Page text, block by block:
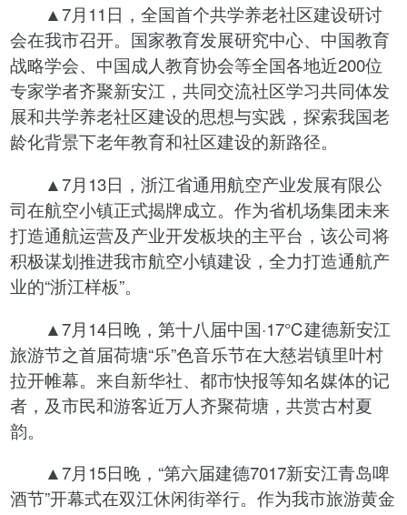
▲7月11日，全国首个共学养老社区建设研讨
会在我市召开。国家教育发展研究中心、中国教育
战略学会、中国成人教育协会等全国各地近200位
专家学者齐聚新安江，共同交流社区学习共同体发
展和共学养老社区建设的思想与实践，探索我国老
龄化背景下老年教育和社区建设的新路径。
▲7月13日，浙江省通用航空产业发展有限公
司在航空小镇正式揭牌成立。作为省机场集团未来
打造通航运营及产业开发板块的主平台，该公司将
积极谋划推进我市航空小镇建设，全力打造通航产
业的“浙江样板”。
▲7月14日晚，第十八届中国·17℃建德新安江
旅游节之首届荷塘“乐”色音乐节在大慈岩镇里叶村
拉开帷幕。来自新华社、都市快报等知名媒体的记
者，及市民和游客近万人齐聚荷塘，共赏古村夏
韵。
▲7月15日晚，“第六届建德7017新安江青岛啤
酒节”开幕式在双江休闲街举行。作为我市旅游黄金